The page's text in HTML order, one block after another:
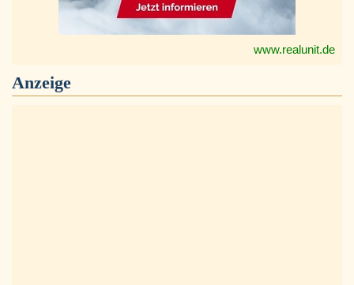
www.realunit.de
Anzeige